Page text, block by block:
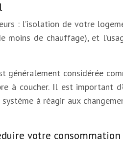
: l’isolation de votre
de chauffage), et
généralement considérée
à coucher. Il est
à réagir aux
votre consommation